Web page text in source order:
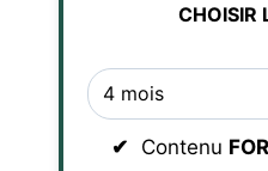
CHOISIR
Contenu